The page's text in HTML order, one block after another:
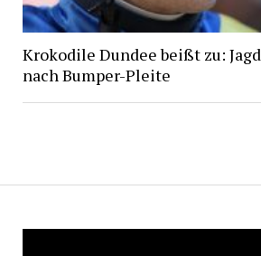
Krokodile Dundee beißt zu:
nach Bumper-Pleite